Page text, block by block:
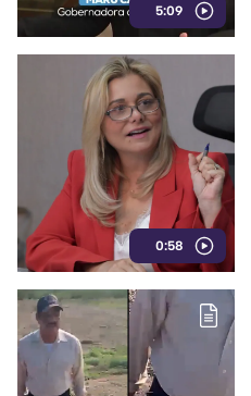
5:09
0:58